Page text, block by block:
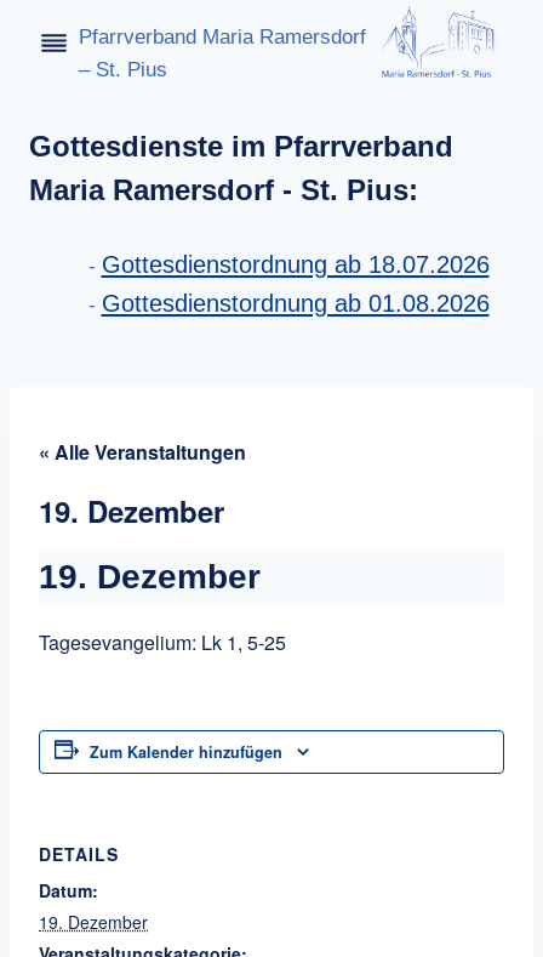
Inhalt
Pfarrverband Maria Ramersdorf
– St. Pius
Gottesdienste im Pfarrverband
Maria Ramersdorf - St. Pius:
Gottesdienstordnung ab 18.07.2026
Gottesdienstordnung ab 01.08.2026
« Alle Veranstaltungen
19. Dezember
19. Dezember
Tagesevangelium: Lk 1, 5-25
Zum Kalender hinzufügen
DETAILS
Datum:
19. Dezember